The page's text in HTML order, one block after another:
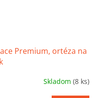
Premium, ortéza na
Skladom(8 ks)